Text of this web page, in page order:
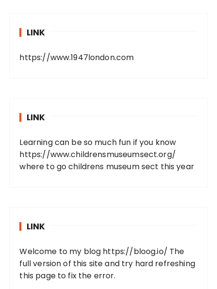
LINK
https://www.1947london.com
LINK
Learning can be so much fun if you know
https://www.childrensmuseumsect.org/
where to go childrens museum sect this year
LINK
Welcome to my blog https://bloog.io/ The
full version of this site and try hard refreshing
this page to fix the error.